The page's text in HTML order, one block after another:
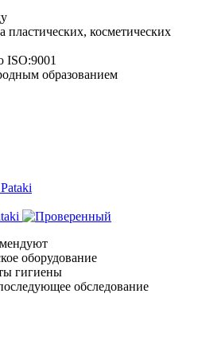
пластических, косметических
ISO:9001
образованием
оборудование
гигиены
обследование